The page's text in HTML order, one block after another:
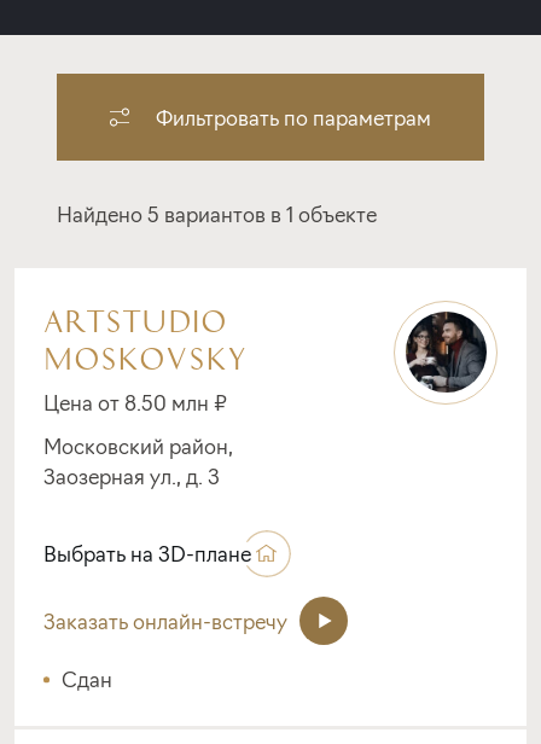
Фильтровать по параметрам
Найдено 5 вариантов в 1 объекте
ARTSTUDIO
MOSKOVSKY
Цена от 8.50 млн ₽
Московский район,
Заозерная ул., д. 3
Выбрать на 3D-плане
Заказать онлайн-встречу
Сдан